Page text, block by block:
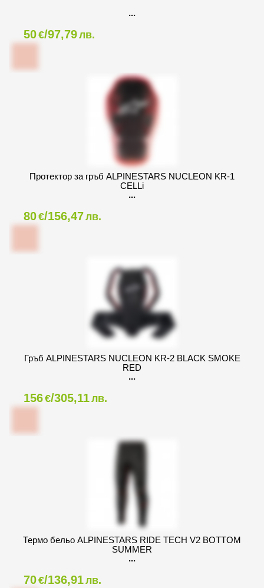
50€/97,79лв.
Протектор за гръб ALPINESTARS NUCLEON KR-1
CELLi
80€/156,47лв.
Гръб ALPINESTARS NUCLEON KR-2 BLACK SMOKE
RED
156€/305,11лв.
Термо бельо ALPINESTARS RIDE TECH V2 BOTTOM
SUMMER
70€/136,91лв.